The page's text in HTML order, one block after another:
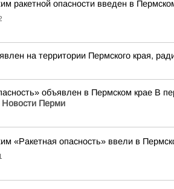
ракетной опасности введен в
на территории Пермского края,
объявлен в Пермском крае В
Новости Перми
«Ракетная опасность» ввели в